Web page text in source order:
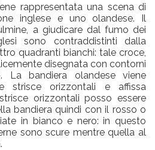
rappresentata una scena di
inglese e uno olandese. Il
a giudicare dal fumo dei
sono contraddistinti dalla
quadranti bianchi: tale croce,
disegnata con contorni
La bandiera olandese viene
strisce orizzontali e affissa
orizzontali posso essere
bandiera quindi con il rosso o
in bianco e nero: in questo
sono scure mentre quella al